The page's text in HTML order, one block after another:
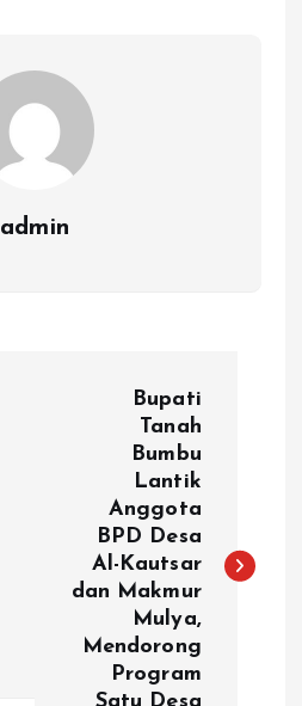
admin
Bupati
Tanah
Bumbu
Lantik
Anggota
BPD Desa
Al-Kautsar
dan Makmur
Mulya,
Mendorong
Program